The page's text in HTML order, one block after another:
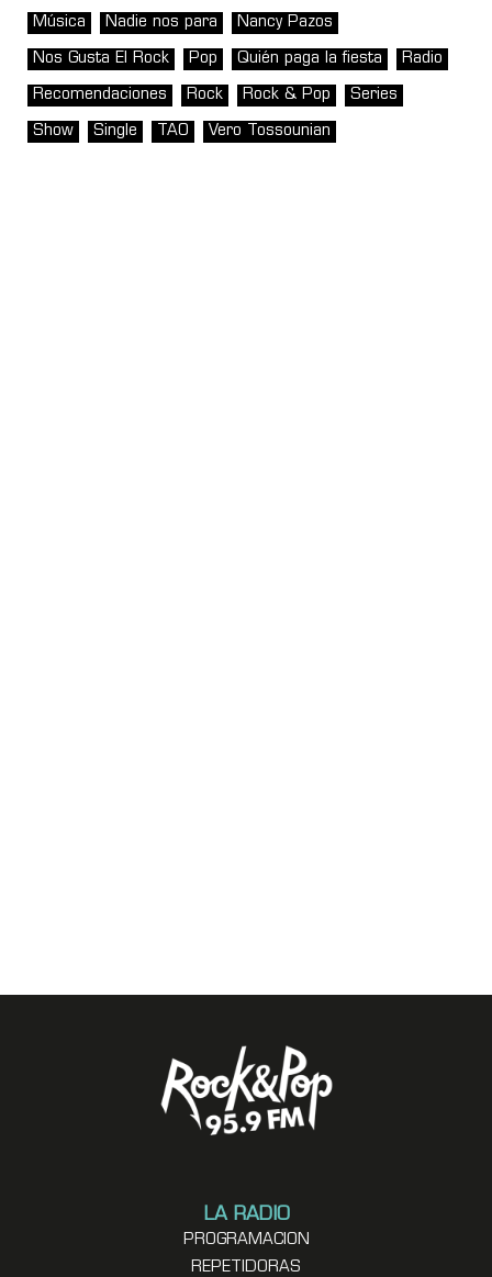
Música Nadie nos para Nancy Pazos
Nos Gusta El Rock Pop Quién paga la fiesta Radio
Recomendaciones Rock Rock & Pop Series
Show Single TAO Vero Tossounian
LA RADIO
PROGRAMACION
REPETIDORAS